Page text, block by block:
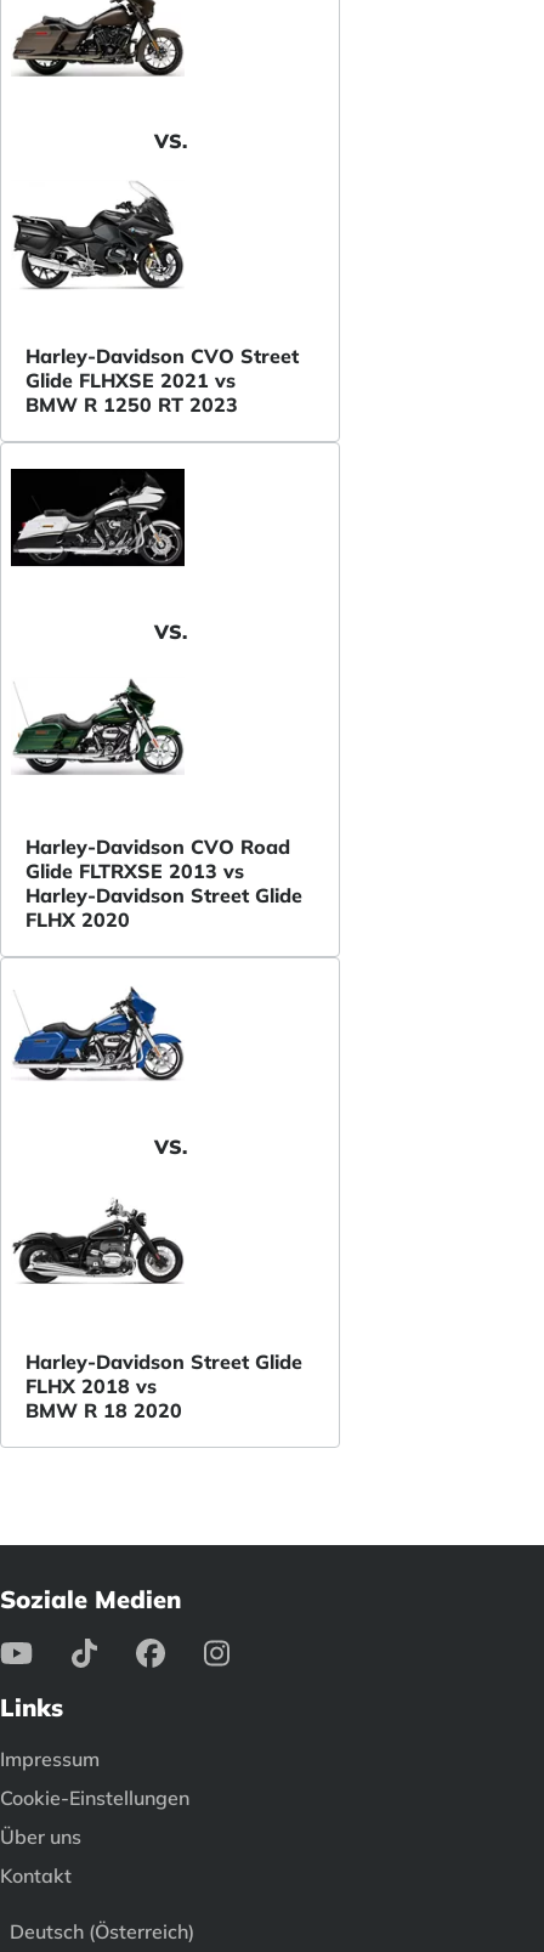
VS.
Harley-Davidson CVO Street
Glide FLHXSE 2021 vs
BMW R 1250 RT 2023
VS.
Harley-Davidson CVO Road
Glide FLTRXSE 2013 vs
Harley-Davidson Street Glide
FLHX 2020
VS.
Harley-Davidson Street Glide
FLHX 2018 vs
BMW R 18 2020
Soziale Medien
Links
Impressum
Cookie-Einstellungen
Über uns
Kontakt
Deutsch (Österreich)